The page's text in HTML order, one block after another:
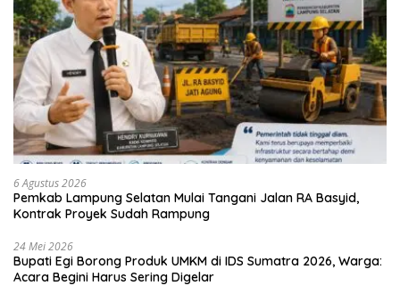
6 Agustus 2026
Pemkab Lampung Selatan Mulai Tangani Jalan RA Basyid,
Kontrak Proyek Sudah Rampung
24 Mei 2026
Bupati Egi Borong Produk UMKM di IDS Sumatra 2026, Warga:
Acara Begini Harus Sering Digelar